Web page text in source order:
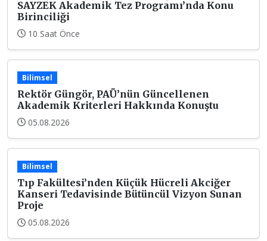
SAYZEK Akademik Tez Programı’nda Konu
Birinciliği
10 Saat Önce
Bilimsel
Rektör Güngör, PAÜ’nün Güncellenen
Akademik Kriterleri Hakkında Konuştu
05.08.2026
Bilimsel
Tıp Fakültesi’nden Küçük Hücreli Akciğer
Kanseri Tedavisinde Bütüncül Vizyon Sunan
Proje
05.08.2026